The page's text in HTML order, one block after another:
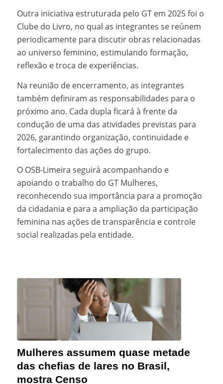
Outra iniciativa estruturada pelo GT em 2025 foi o
Clube do Livro, no qual as integrantes se reúnem
periodicamente para discutir obras relacionadas
ao universo feminino, estimulando formação,
reflexão e troca de experiências.
Na reunião de encerramento, as integrantes
também definiram as responsabilidades para o
próximo ano. Cada dupla ficará à frente da
condução de uma das atividades previstas para
2026, garantindo organização, continuidade e
fortalecimento das ações do grupo.
O OSB-Limeira seguirá acompanhando e
apoiando o trabalho do GT Mulheres,
reconhecendo sua importância para a promoção
da cidadania e para a ampliação da participação
feminina nas ações de transparência e controle
social realizadas pela entidade.
Mulheres assumem quase metade
das chefias de lares no Brasil,
mostra Censo